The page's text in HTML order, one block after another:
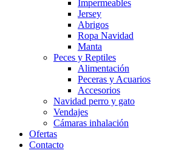
Impermeables
Jersey
Abrigos
Ropa Navidad
Manta
Peces y Reptiles
Alimentación
Peceras y Acuarios
Accesorios
Navidad perro y gato
Vendajes
Cámaras inhalación
Ofertas
Contacto